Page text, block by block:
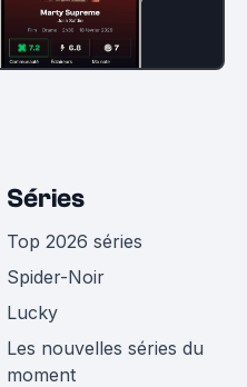
Séries
Top 2026 séries
Spider-Noir
Lucky
Les nouvelles séries du
moment